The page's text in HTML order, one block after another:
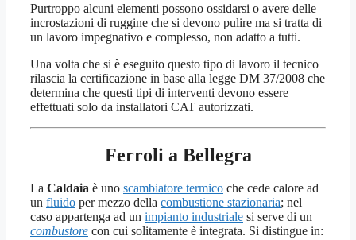
Purtroppo alcuni elementi possono ossidarsi o avere delle
incrostazioni di ruggine che si devono pulire ma si tratta di
un lavoro impegnativo e complesso, non adatto a tutti.
Una volta che si è eseguito questo tipo di lavoro il tecnico
rilascia la certificazione in base alla legge DM 37/2008 che
determina che questi tipi di interventi devono essere
effettuati solo da installatori CAT autorizzati.
Ferroli a Bellegra
La Caldaia è uno scambiatore termico che cede calore ad
un fluido per mezzo della combustione stazionaria; nel
caso appartenga ad un impianto industriale si serve di un
combustore con cui solitamente è integrata. Si distingue in: